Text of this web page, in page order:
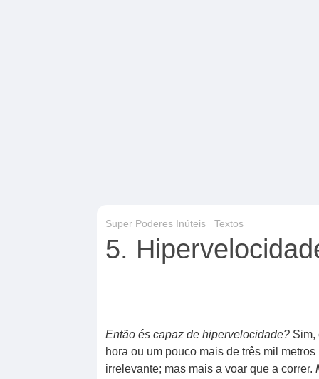
Super Poderes Inúteis Textos
5.
Então és capaz de hipervelocidade? Sim,
hora ou um pouco mais de três mil
irrelevante; mas mais a voar que a correr.